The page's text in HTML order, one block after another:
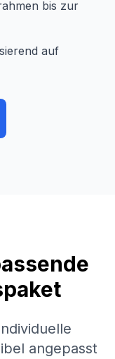
bis zur
auf
angepasst